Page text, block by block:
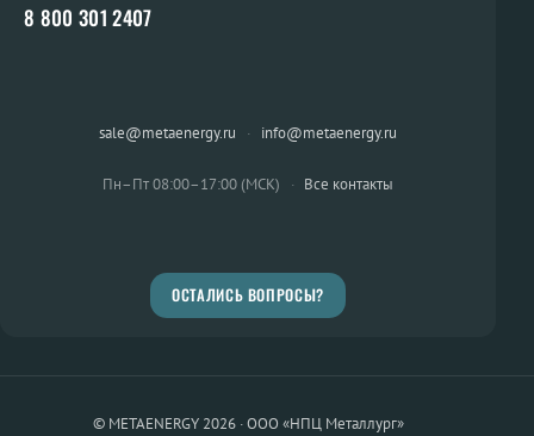
8 800 301 2407
sale@metaenergy.ru · info@metaenergy.ru
Пн–Пт 08:00–17:00 (МСК) · Все контакты
ОСТАЛИСЬ ВОПРОСЫ?
© METAENERGY 2026 · ООО «НПЦ Металлург»